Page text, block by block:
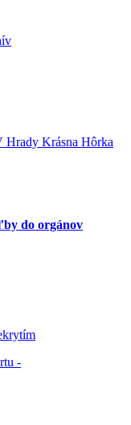
Hrady Krásna Hôrka
do orgánov